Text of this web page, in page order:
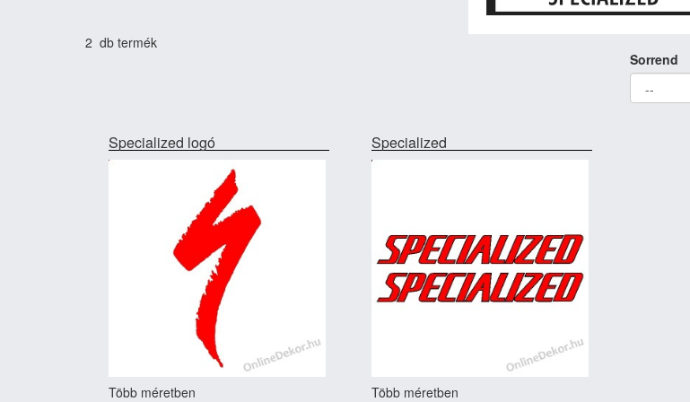
2 db termék
Sorrend
Specialized logó
Több méretben
Specialized
Több méretben